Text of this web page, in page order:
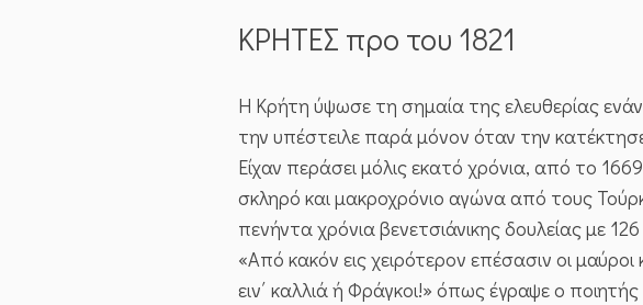
ΚΡΗΤΕΣ προ του 1821
Η Κρήτη ύψωσε τη σημαία της ελευθερίας
την υπέστειλε παρά μόνον όταν την
Είχαν περάσει μόλις εκατό χρόνια, από το
σκληρό και μακροχρόνιο αγώνα από τους
πενήντα χρόνια βενετσιάνικης δουλείας με
«Από κακόν εις χειρότερον επέσασιν οι
ειν΄ καλλιά ή Φράγκοι!» όπως έγραψε ο